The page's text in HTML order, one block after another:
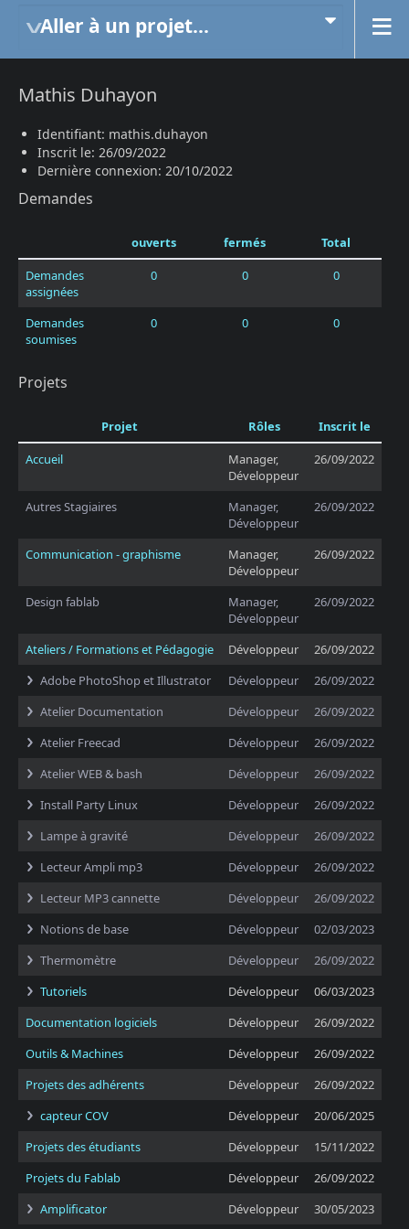
Aller à un projet...
Mathis Duhayon
Identifiant: mathis.duhayon
Inscrit le: 26/09/2022
Dernière connexion: 20/10/2022
Demandes
ouverts fermés
Total
Demandes
assignées
0 0 0
Demandes
soumises
0 0 0
Projets
Projet Rôles
Inscrit le
Accueil
Manager,
Développeur
26/09/2022
Autres Stagiaires
Manager,
Développeur
26/09/2022
Communication - graphisme
Manager,
Développeur
26/09/2022
Design fablab
Manager,
Développeur
26/09/2022
Ateliers / Formations et Pédagogie Développeur
26/09/2022
Adobe PhotoShop et Illustrator
Développeur
26/09/2022
Atelier Documentation
Développeur
26/09/2022
Atelier Freecad
Développeur
26/09/2022
Atelier WEB & bash
Développeur
26/09/2022
Install Party Linux
Développeur
26/09/2022
Lampe à gravité
Développeur
26/09/2022
Lecteur Ampli mp3
Développeur
26/09/2022
Lecteur MP3 cannette
Développeur
26/09/2022
Notions de base
Développeur
02/03/2023
Thermomètre
Développeur
26/09/2022
Tutoriels
Développeur
06/03/2023
Documentation logiciels
Développeur
26/09/2022
Outils & Machines
Développeur
26/09/2022
Projets des adhérents
Développeur
26/09/2022
capteur COV
Développeur
20/06/2025
Projets des étudiants
Développeur
15/11/2022
Projets du Fablab
Développeur
26/09/2022
Amplificator
Développeur 30/05/2023